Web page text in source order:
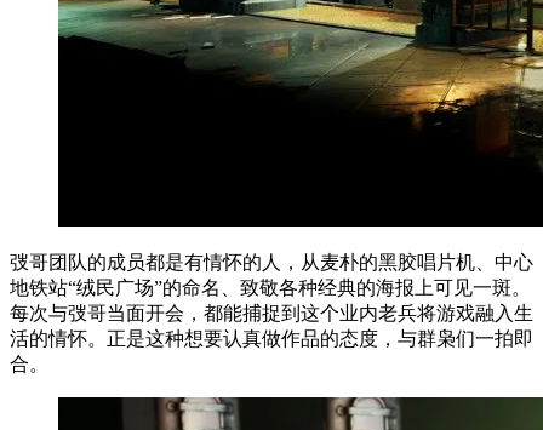
弢哥团队的成员都是有情怀的人，从麦朴的黑胶唱片机、中心
地铁站“绒民广场”的命名、致敬各种经典的海报上可见一斑。
每次与弢哥当面开会，都能捕捉到这个业内老兵将游戏融入生
活的情怀。正是这种想要认真做作品的态度，与群枭们一拍即
合。